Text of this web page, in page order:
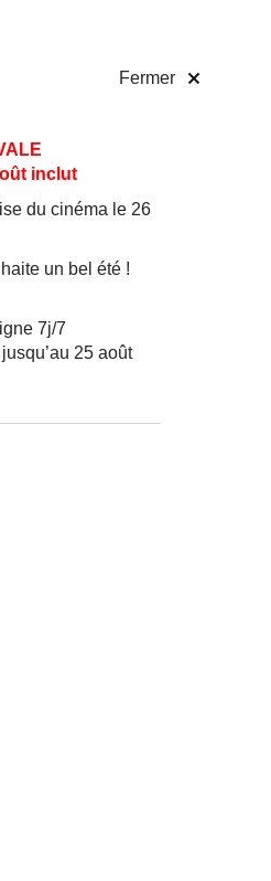
Fermer
inclut
du cinéma le 26
un bel été !
7j/7
25 août